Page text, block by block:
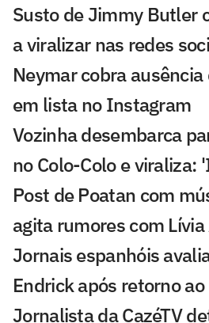
Susto de Jimmy Butler
a viralizar nas redes
Neymar cobra
em lista no Instagram
Vozinha desembarca
no Colo-Colo e
Post de Poatan com
agita rumores com
Jornais espanhóis
Endrick após retorno
Jornalista da CazéTV